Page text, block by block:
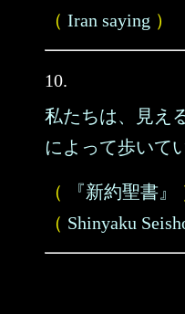
（ Iran saying ）
10.
私たちは、見え
によって歩いて
（ 『新約聖書』
（ Shinyaku